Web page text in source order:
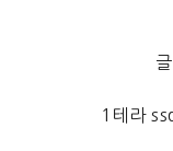
1테라